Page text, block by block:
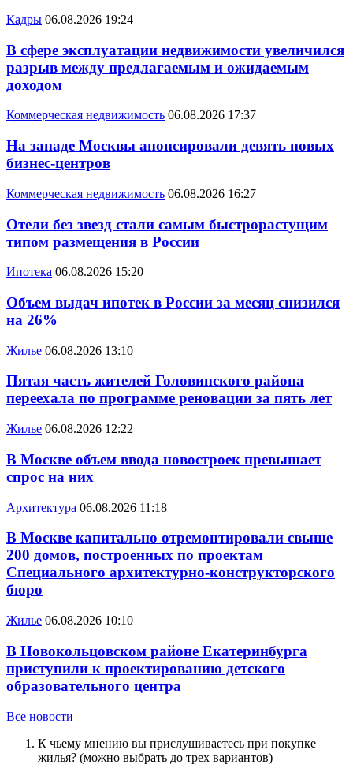
Кадры 06.08.2026 19:24
В сфере эксплуатации недвижимости увеличился
разрыв между предлагаемым и ожидаемым
доходом
Коммерческая недвижимость 06.08.2026 17:37
На западе Москвы анонсировали девять новых
бизнес-центров
Коммерческая недвижимость 06.08.2026 16:27
Отели без звезд стали самым быстрорастущим
типом размещения в России
Ипотека 06.08.2026 15:20
Объем выдач ипотек в России за месяц снизился
на 26%
Жилье 06.08.2026 13:10
Пятая часть жителей Головинского района
переехала по программе реновации за пять лет
Жилье 06.08.2026 12:22
В Москве объем ввода новостроек превышает
спрос на них
Архитектура 06.08.2026 11:18
В Москве капитально отремонтировали свыше
200 домов, построенных по проектам
Специального архитектурно-конструкторского
бюро
Жилье 06.08.2026 10:10
В Новокольцовском районе Екатеринбурга
приступили к проектированию детского
образовательного центра
Все новости
К чьему мнению вы прислушиваетесь при покупке
жилья? (можно выбрать до трех вариантов)